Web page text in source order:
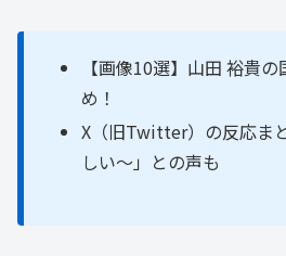
【画像10選】山田 裕貴
め！
X（旧Twitter）の反応ま
しい～」との声も